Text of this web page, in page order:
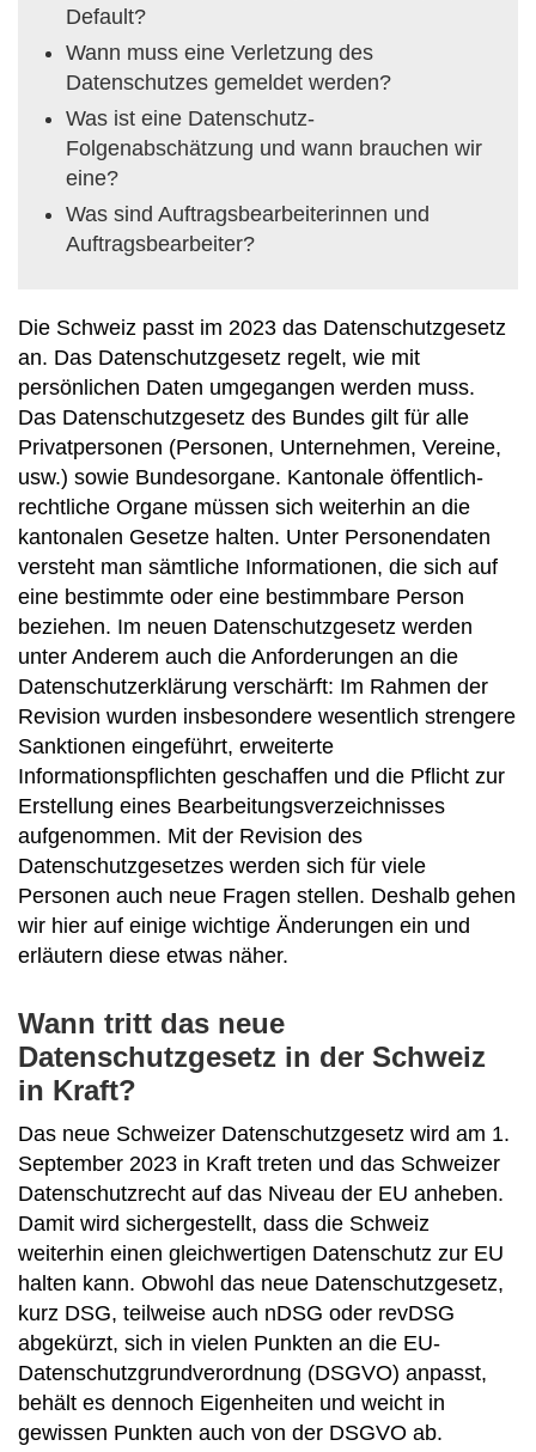
Default?
Wann muss eine Verletzung des
Datenschutzes gemeldet werden?
Was ist eine Datenschutz-
Folgenabschätzung und wann brauchen wir
eine?
Was sind Auftragsbearbeiterinnen und
Auftragsbearbeiter?
Die Schweiz passt im 2023 das Datenschutzgesetz
an. Das Datenschutzgesetz regelt, wie mit
persönlichen Daten umgegangen werden muss.
Das Datenschutzgesetz des Bundes gilt für alle
Privatpersonen (Personen, Unternehmen, Vereine,
usw.) sowie Bundesorgane. Kantonale öffentlich-
rechtliche Organe müssen sich weiterhin an die
kantonalen Gesetze halten. Unter Personendaten
versteht man sämtliche Informationen, die sich auf
eine bestimmte oder eine bestimmbare Person
beziehen. Im neuen Datenschutzgesetz werden
unter Anderem auch die Anforderungen an die
Datenschutzerklärung verschärft: Im Rahmen der
Revision wurden insbesondere wesentlich strengere
Sanktionen eingeführt, erweiterte
Informationspflichten geschaffen und die Pflicht zur
Erstellung eines Bearbeitungsverzeichnisses
aufgenommen. Mit der Revision des
Datenschutzgesetzes werden sich für viele
Personen auch neue Fragen stellen. Deshalb gehen
wir hier auf einige wichtige Änderungen ein und
erläutern diese etwas näher.
Wann tritt das neue
Datenschutzgesetz in der Schweiz
in Kraft?
Das neue Schweizer Datenschutzgesetz wird am 1.
September 2023 in Kraft treten und das Schweizer
Datenschutzrecht auf das Niveau der EU anheben.
Damit wird sichergestellt, dass die Schweiz
weiterhin einen gleichwertigen Datenschutz zur EU
halten kann. Obwohl das neue Datenschutzgesetz,
kurz DSG, teilweise auch nDSG oder revDSG
abgekürzt, sich in vielen Punkten an die EU-
Datenschutzgrundverordnung (DSGVO) anpasst,
behält es dennoch Eigenheiten und weicht in
gewissen Punkten auch von der DSGVO ab.